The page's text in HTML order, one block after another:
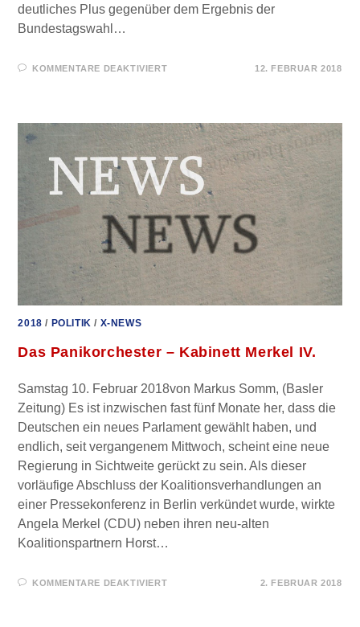
deutliches Plus gegenüber dem Ergebnis der
Bundestagswahl…
KOMMENTARE DEAKTIVIERTFÜR
SPD
AB
–
ACHGUT.COM,
12.
FEBRUAR
2018
12. FEBRUAR 2018
2018 / POLITIK / X-NEWS
Das Panikorchester – Kabinett Merkel IV.
Samstag 10. Februar 2018von Markus Somm, (Basler
Zeitung) Es ist inzwischen fast fünf Monate her, dass die
Deutschen ein neues Parlament gewählt haben, und
endlich, seit vergangenem Mittwoch, scheint eine neue
Regierung in Sichtweite gerückt zu sein. Als dieser
vorläufige Abschluss der Koalitionsverhandlungen an
einer Pressekonferenz in Berlin verkündet wurde, wirkte
Angela Merkel (CDU) neben ihren neu-alten
Koalitionspartnern Horst…
KOMMENTARE DEAKTIVIERTFÜR
2. FEBRUAR 2018